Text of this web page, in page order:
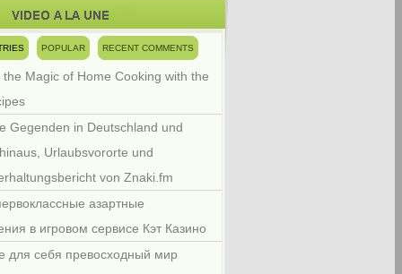
POPULAR RECENT COMMENTS
the Magic of Home Cooking with the
Gegenden in Deutschland und
Urlaubsvororte und
von Znaki.fm
азартные
в игровом сервисе Кэт Казино
для себя превосходный мир